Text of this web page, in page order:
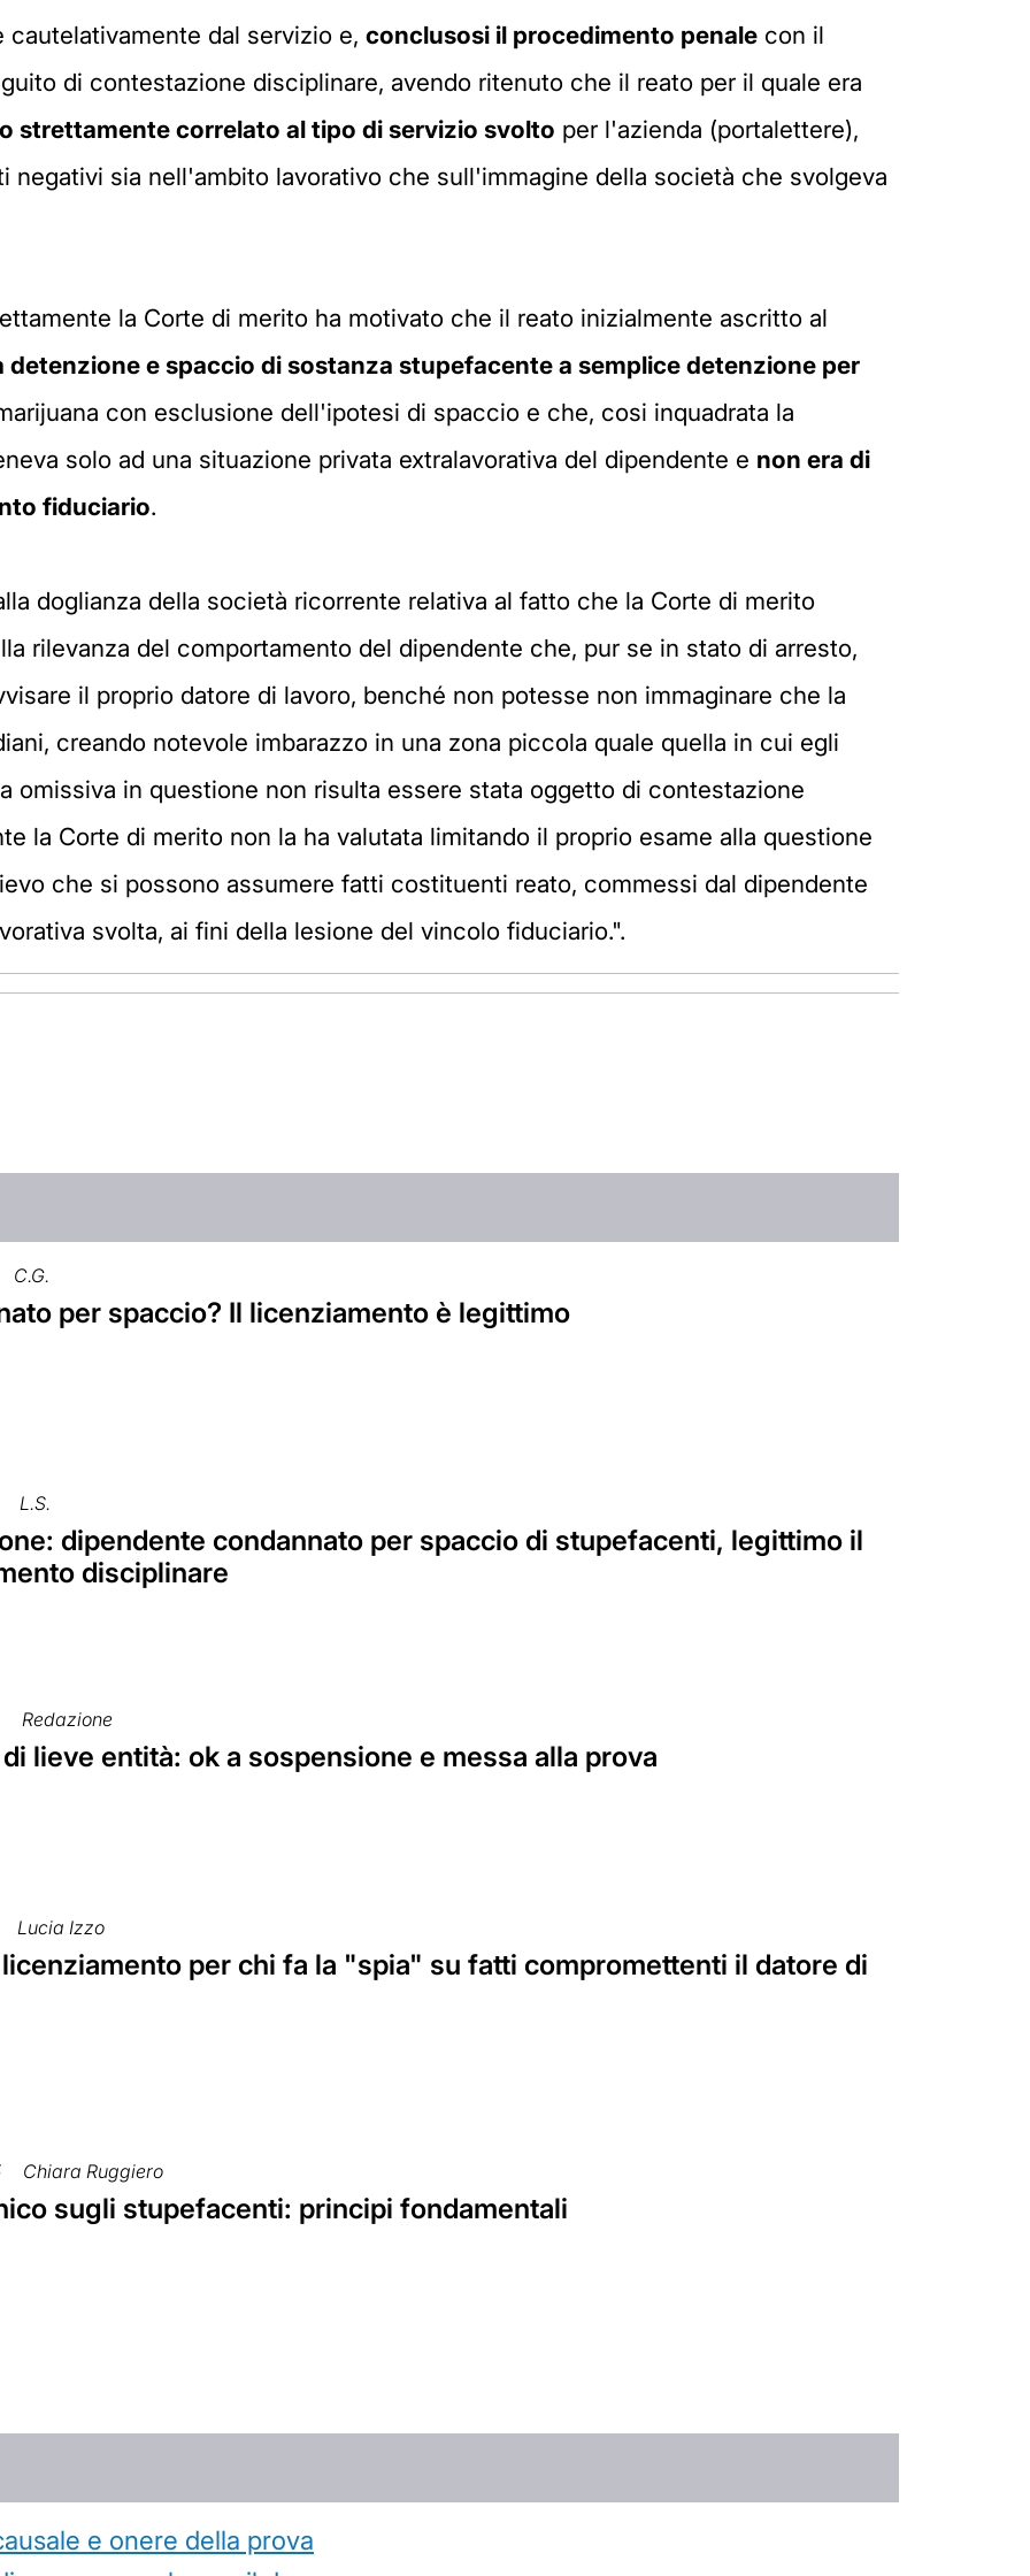
dal servizio e, conclusosi il procedimento penale con il
di contestazione disciplinare, avendo ritenuto che il reato per il quale era
strettamente correlato al tipo di servizio svolto per l'azienda (portalettere),
negativi sia nell'ambito lavorativo che sull'immagine della società che svolgeva
la Corte di merito ha motivato che il reato inizialmente ascritto al
detenzione e spaccio di sostanza stupefacente a semplice detenzione per
con esclusione dell'ipotesi di spaccio e che, cosi inquadrata la
solo ad una situazione privata extralavorativa del dipendente e non era di
fiduciario.
doglianza della società ricorrente relativa al fatto che la Corte di merito
rilevanza del comportamento del dipendente che, pur se in stato di arresto,
il proprio datore di lavoro, benché non potesse non immaginare che la
creando notevole imbarazzo in una zona piccola quale quella in cui egli
omissiva in questione non risulta essere stata oggetto di contestazione
la Corte di merito non la ha valutata limitando il proprio esame alla questione
che si possono assumere fatti costituenti reato, commessi dal dipendente
svolta, ai fini della lesione del vincolo fiduciario.".
C.G.
per spaccio? Il licenziamento è legittimo
L.S.
dipendente condannato per spaccio di stupefacenti, legittimo il
disciplinare
Redazione
lieve entità: ok a sospensione e messa alla prova
Lucia Izzo
per chi fa la "spia" su fatti compromettenti il datore di
Chiara Ruggiero
sugli stupefacenti: principi fondamentali
e onere della prova